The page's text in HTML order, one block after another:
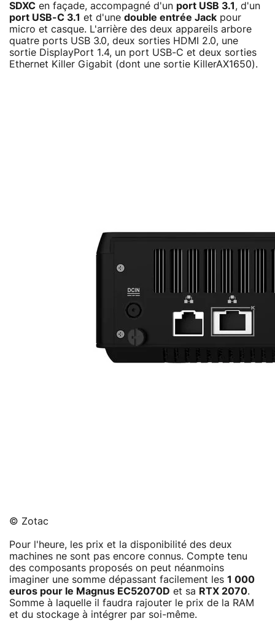
SDXC en façade, accompagné d'un port USB 3.1 , d'un
port USB-C 3.1 et d'une double entrée Jack pour
micro et casque. L'arrière des deux appareils arbore
quatre ports USB 3.0, deux sorties HDMI 2.0, une
sortie DisplayPort 1.4, un port USB-C et deux sorties
Ethernet Killer Gigabit (dont une sortie KillerAX1650).
© Zotac
Pour l'heure, les prix et la disponibilité des deux
machines ne sont pas encore connus. Compte tenu
des composants proposés on peut néanmoins
imaginer une somme dépassant facilement les 1 000
euros pour le Magnus EC52070D et sa RTX 2070.
Somme à laquelle il faudra rajouter le prix de la RAM
et du stockage à intégrer par soi-même.